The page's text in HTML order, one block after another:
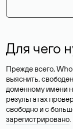
Для чего
Прежде всего,
выяснить,
доменному имени
результатах
свободно и с
зарегистрировано.